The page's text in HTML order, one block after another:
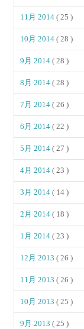
11月 2014( 25 )
10月 2014( 28 )
9月 2014( 28 )
8月 2014( 28 )
7月 2014( 26 )
6月 2014( 22 )
5月 2014( 27 )
4月 2014( 23 )
3月 2014( 14 )
2月 2014( 18 )
1月 2014( 23 )
12月 2013( 26 )
11月 2013( 26 )
10月 2013( 25 )
9月 2013( 25 )